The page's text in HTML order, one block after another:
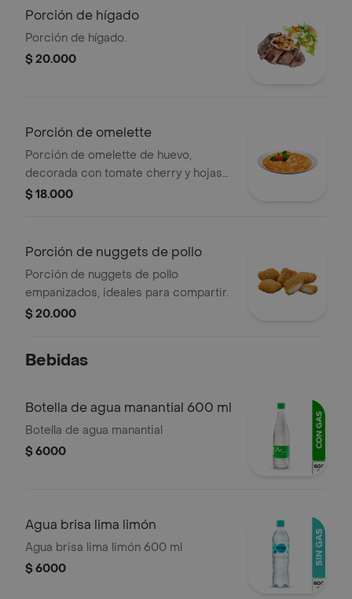
Porción de hígado
Porción de hígado.
$ 20.000
Porción de omelette
Porción de omelette de huevo,
decorada con tomate cherry y hojas
verdes.
$ 18.000
Porción de nuggets de pollo
Porción de nuggets de pollo
empanizados, ideales para compartir.
$ 20.000
Bebidas
Botella de agua manantial 600 ml
Botella de agua manantial
$ 6000
Agua brisa lima limón
Agua brisa lima limón 600 ml
$ 6000